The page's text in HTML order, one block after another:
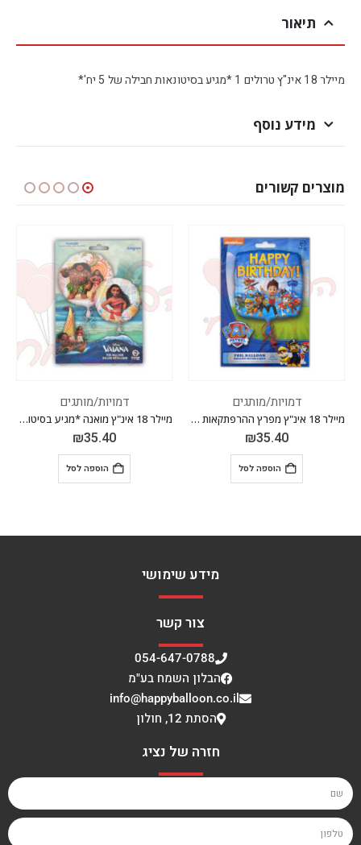
תיאור
מיילר 18 אינ"ץ טרולים 1 *מגיע בסיטונאות חבילה של 5 יח'*
מידע נוסף
מוצרים קשורים
מיילר 18 אינ"ץ מפרץ ההרפתקאות 1 *מגיע בסיטונאות חבילה של 5 יח'*
דמויות/מותגים
מיילר 18 אינ"ץ מואנה *מגיע בסיטונאות חבילה של 5 יח'*
המלאי אזל
דמויות/מותגים
מידע שימושי
צור קשר
054-647-0788
הבלון השמח בע"מ
info@happyballoon.co.il
הסתת 12, חולון
חזרה של נציג